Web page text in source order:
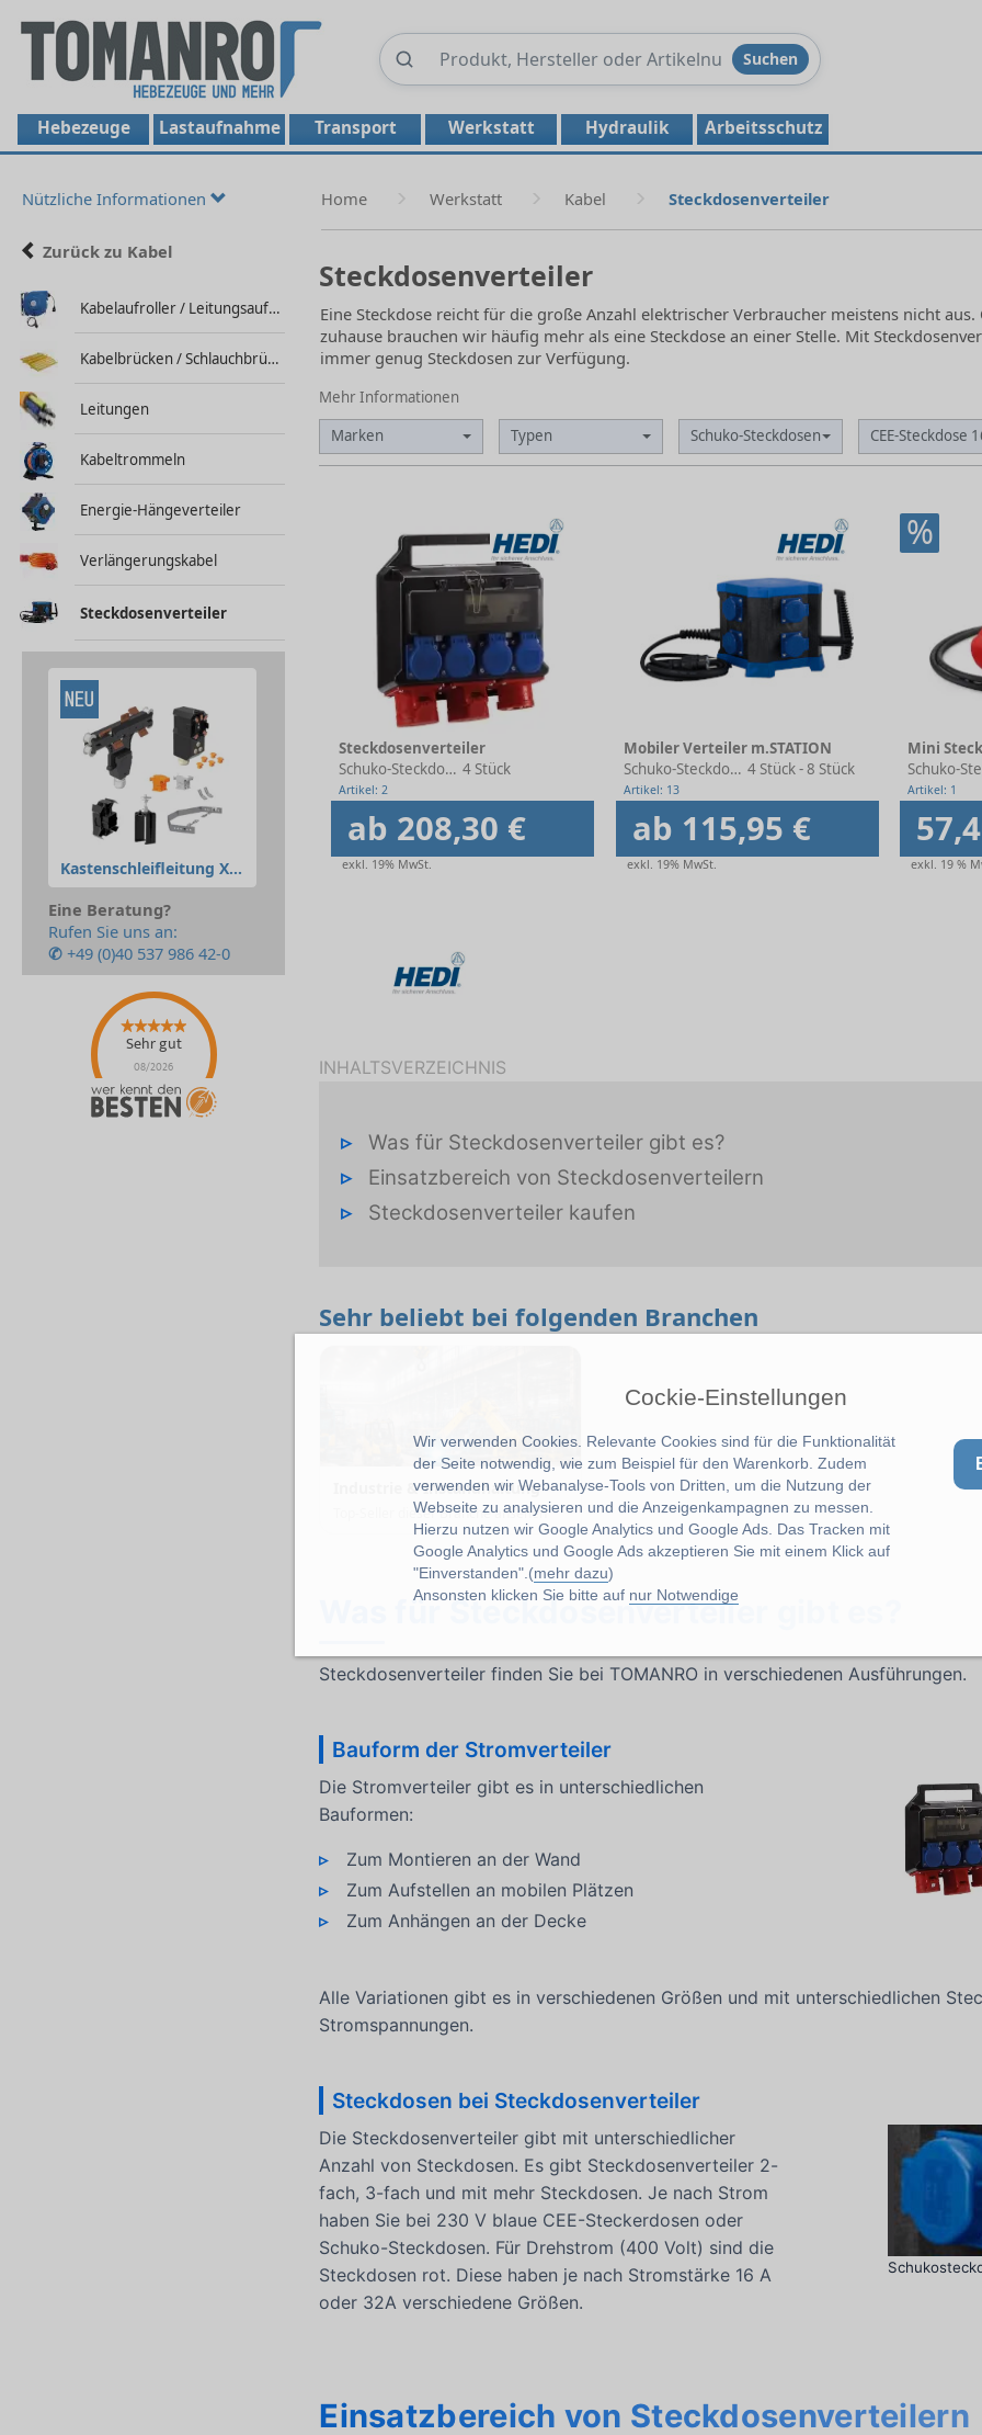
Cockie-Einstellungen
Wir verwenden Cookies. Relevante Cookies sind für die Funktionalität
der Seite notwendig, wie zum Beispiel für den Warenkorb. Zudem
verwenden wir Webanalyse-Tools von Dritten, um die Nutzung der
Webseite zu analysieren und die Anzeigenkampagnen zu messen.
Hierzu nutzen wir Google Analytics und Google Ads. Das Tracken mit
Google Analytics und Google Ads akzeptieren Sie mit einem Klick auf
"Einverstanden".(mehr dazu)
Ansonsten klicken Sie bitte auf nur Notwendige
Produkte
Suchen
Hebezeuge Lastaufnahme Transport Werkstatt Hydraulik Arbeitsschutz
Nützliche Informationen
Zurück zu Kabel
Kabelaufroller / Leitungsaufroller
Kabelbrücken / Schlauchbrücken
Leitungen
Kabeltrommeln
Energie-Hängeverteiler
Verlängerungskabel
Steckdosenverteiler
Kastenschleifleitung XLine
Eine Beratung?
Rufen Sie uns an:
✆ +49 (0)40 537 986 42-0
Sehr gut
08/2026
Home Werkstatt Kabel Steckdosenverteiler
Steckdosenverteiler
Eine Steckdose reicht für die große Anzahl elektrischer Verbraucher meistens nicht
zuhause brauchen wir häufig mehr als eine Steckdose an einer Stelle. Mit
immer genug Steckdosen zur Verfügung.
Mehr Informationen
Marken
Typen Schuko-Steckdosen CEE-Steckdose
Steckdosenverteiler
Schuko-Steckdosen 4 Stück
Artikel: 2
ab 208,30 €
exkl. 19% MwSt.
Mobiler Verteiler m.STATION
Schuko-Steckdosen 4 Stück - 8 Stück
Artikel: 13
ab 115,95 €
exkl. 19% MwSt.
%
Mini
Schuko-
Artikel: 1
exkl. 19 %
INHALTSVERZEICHNIS
Was für Steckdosenverteiler gibt es?
Einsatzbereich von Steckdosenverteilern
Steckdosenverteiler kaufen
Sehr beliebt bei folgenden Branchen
Industrie & Instandhaltung
Top-Seller dieser Branche ansehen
Was für Steckdosenverteiler gibt es?
Steckdosenverteiler finden Sie bei TOMANRO in verschiedenen Ausführungen.
Bauform der Stromverteiler
Die Stromverteiler gibt es in unterschiedlichen
Bauformen:
Zum Montieren an der Wand
Zum Aufstellen an mobilen Plätzen
Zum Anhängen an der Decke
Alle Variationen gibt es in verschiedenen Größen und mit unterschiedlichen
Stromspannungen.
Steckdosen bei Steckdosenverteiler
Die Steckdosenverteiler gibt mit unterschiedlicher
Anzahl von Steckdosen. Es gibt Steckdosenverteiler 2-
fach, 3-fach und mit mehr Steckdosen. Je nach Strom
haben Sie bei 230 V blaue CEE-Steckerdosen oder
Schuko-Steckdosen. Für Drehstrom (400 Volt) sind die
Steckdosen rot. Diese haben je nach Stromstärke 16 A
oder 32A verschiedene Größen.
Einsatzbereich von Steckdosenverteilern